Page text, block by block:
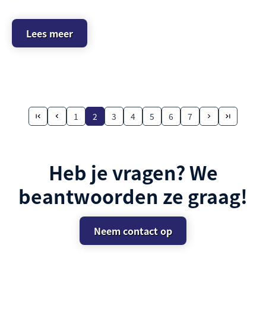
Lees meer
1 2 3 4 5 6 7
Heb je vragen? We
beantwoorden ze graag!
Neem contact op